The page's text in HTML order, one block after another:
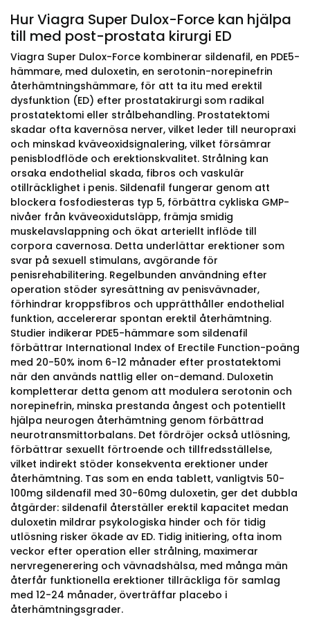
Hur Viagra Super Dulox-Force kan hjälpa
till med post-prostata kirurgi ED
Viagra Super Dulox-Force kombinerar sildenafil, en PDE5-
hämmare, med duloxetin, en serotonin-norepinefrin
återhämtningshämmare, för att ta itu med erektil
dysfunktion (ED) efter prostatakirurgi som radikal
prostatektomi eller strålbehandling. Prostatektomi
skadar ofta kavernösa nerver, vilket leder till neuropraxi
och minskad kväveoxidsignalering, vilket försämrar
penisblodflöde och erektionskvalitet. Strålning kan
orsaka endothelial skada, fibros och vaskulär
otillräcklighet i penis. Sildenafil fungerar genom att
blockera fosfodiesteras typ 5, förbättra cykliska GMP-
nivåer från kväveoxidutsläpp, främja smidig
muskelavslappning och ökat arteriellt inflöde till
corpora cavernosa. Detta underlättar erektioner som
svar på sexuell stimulans, avgörande för
penisrehabilitering. Regelbunden användning efter
operation stöder syresättning av penisvävnader,
förhindrar kroppsfibros och upprätthåller endothelial
funktion, accelererar spontan erektil återhämtning.
Studier indikerar PDE5-hämmare som sildenafil
förbättrar International Index of Erectile Function-poäng
med 20-50% inom 6-12 månader efter prostatektomi
när den används nattlig eller on-demand. Duloxetin
kompletterar detta genom att modulera serotonin och
norepinefrin, minska prestanda ångest och potentiellt
hjälpa neurogen återhämtning genom förbättrad
neurotransmittorbalans. Det fördröjer också utlösning,
förbättrar sexuellt förtroende och tillfredsställelse,
vilket indirekt stöder konsekventa erektioner under
återhämtning. Tas som en enda tablett, vanligtvis 50-
100mg sildenafil med 30-60mg duloxetin, ger det dubbla
åtgärder: sildenafil återställer erektil kapacitet medan
duloxetin mildrar psykologiska hinder och för tidig
utlösning risker ökade av ED. Tidig initiering, ofta inom
veckor efter operation eller strålning, maximerar
nervregenerering och vävnadshälsa, med många män
återfår funktionella erektioner tillräckliga för samlag
med 12-24 månader, överträffar placebo i
återhämtningsgrader.